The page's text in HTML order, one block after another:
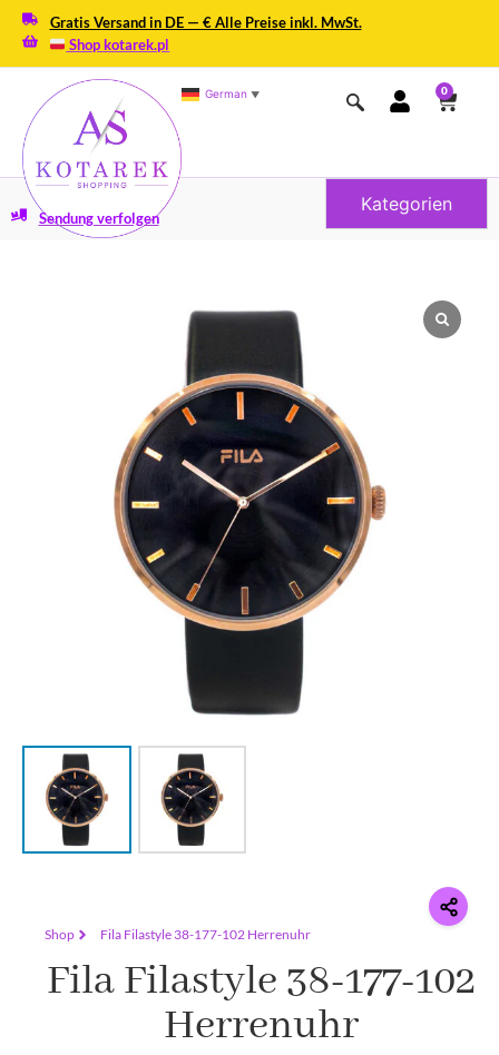
Gratis Versand in DE — € Alle Preise inkl. MwSt.
Shop kotarek.pl
German ▼ 0
Kategorien
Sendung verfolgen
Shop Fila Filastyle 38-177-102 Herrenuhr
Fila Filastyle 38-177-102
Herrenuhr